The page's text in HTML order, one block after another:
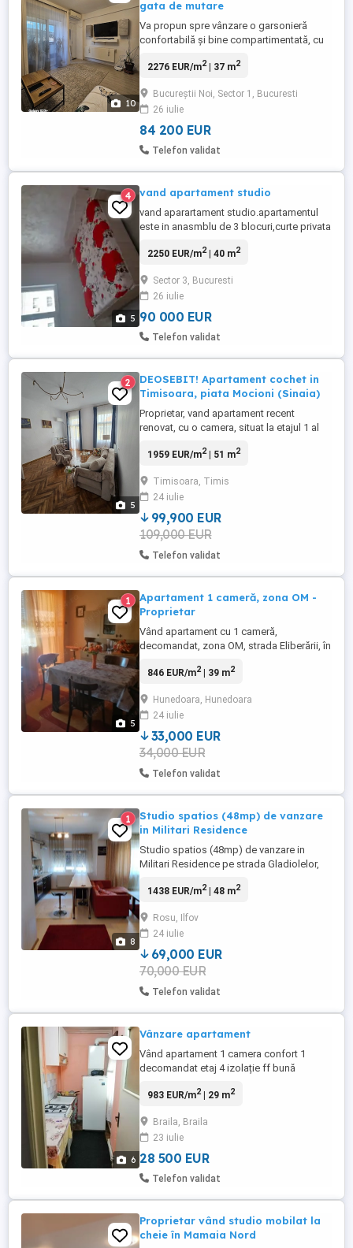
10
gata de mutare
Va propun spre vânzare o garsonieră
confortabilă și bine compartimentată, cu
din 3 al unui imobil construit în 2013, pe
complet decomandată și este compusă
din: Hol generos; Bucătărie separată; Baie;
Cameră de zi; Balcon ...
2276 EUR/m2| 37 m2
Bucureștii Noi, Sector 1, Bucuresti
26 iulie
84 200 EUR
Telefon validat
5
4 vand apartament studio
vand aparartament studio.apartamentul
este in anasmblu de 3 blocuri,curte privata
marului în sectorul 3.Acesta este dotat cu
pardoseala.
2250 EUR/m2| 40 m2
Sector 3, Bucuresti
26 iulie
90 000 EUR
Telefon validat
5
2
DEOSEBIT! Apartament cochet in
Timisoara, piata Mocioni (Sinaia)
Proprietar, vand apartament recent
renovat, cu o camera, situat la etajul 1 al
Mocioni (Sinaia). Apartamentul este
pt cafeluta de dimineata. Se vinde mobilat
si utilat, cu canapea extensibila (saltea
relaxa), birou, ...
1959 EUR/m2| 51 m2
Timisoara, Timis
24 iulie
99,900 EUR
109,000 EUR
Telefon validat
5
1
Apartament 1 cameră, zona OM -
Proprietar
Vând apartament cu 1 cameră,
decomandat, zona OM, strada Eliberării, în
amplasat la etajul 2 din D+P+2E+Pod.
termică, tâmplărie PVC cu geam termopan
și boxă la demisol. Finisaje clasice,
locuibil, mobilat. Accept si tranzacție ...
846 EUR/m2| 39 m2
Hunedoara, Hunedoara
24 iulie
33,000 EUR
34,000 EUR
Telefon validat
8
1
Studio spatios (48mp) de vanzare
in Militari Residence
Studio spatios (48mp) de vanzare in
Militari Residence pe strada Gladiolelor,
mobilat si utilat, liber pentru mutare
neasfaltate si santiere. La 2 minute de
Kids Club. Balconul este inchis cu geam
tripan si are 4 mp.
1438 EUR/m2| 48 m2
Rosu, Ilfov
24 iulie
69,000 EUR
70,000 EUR
Telefon validat
6
Vânzare apartament
Vând apartament 1 camera confort 1
decomandat etaj 4 izolație ff bună
închis. Tf. ușor negociabil.zona obor Bloc
983 EUR/m2| 29 m2
Braila, Braila
23 iulie
28 500 EUR
Telefon validat
Proprietar vând studio mobilat la
cheie în Mamaia Nord